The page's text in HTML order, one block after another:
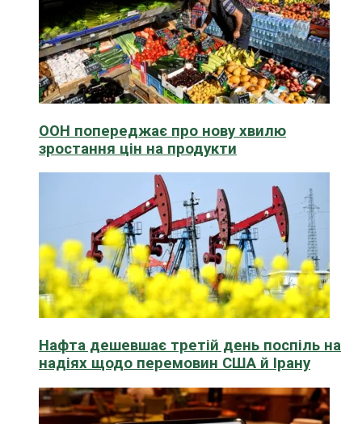
ООН попереджає про нову хвилю
зростання цін на продукти
Нафта дешевшає третій день поспіль на
надіях щодо перемовин США й Ірану